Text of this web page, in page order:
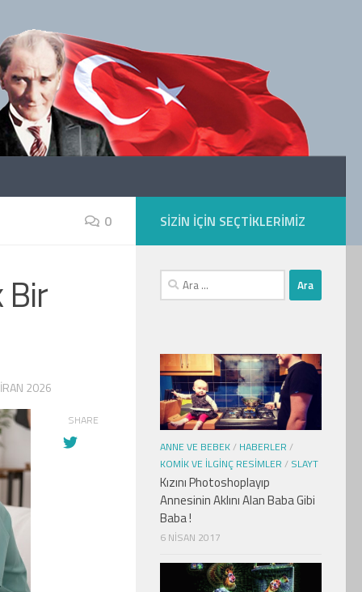
0
Bir
2026
SHARE
SIZIN IÇIN SEÇTIKLERIMIZ
Arama:
ANNE VE BEBEK/ HABERLER /
KOMIK VE İLGINÇ RESIMLER / SLAYT
Kızını Photoshoplayıp
Annesinin Aklını Alan Baba Gibi
Baba !
6 NISAN 2017